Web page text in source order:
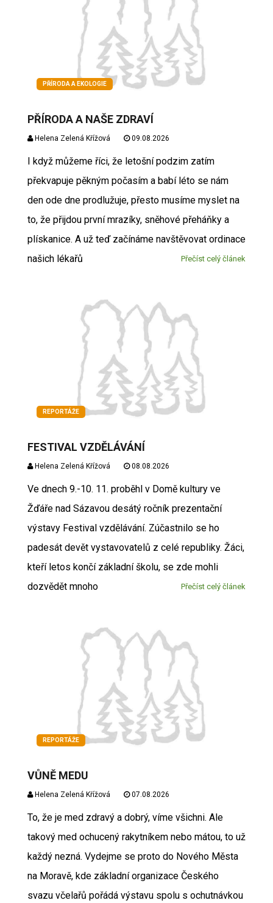
PŘÍRODA A EKOLOGIE
PŘÍRODA A NAŠE ZDRAVÍ
Helena Zelená Křížová 09.08.2026
I když můžeme říci, že letošní podzim zatím
překvapuje pěkným počasím a babí léto se nám
den ode dne prodlužuje, přesto musíme myslet na
to, že přijdou první mrazíky, sněhové přeháňky a
plískanice. A už teď začínáme navštěvovat ordinace
našich lékařů
Přečíst celý článek
REPORTÁŽE
FESTIVAL VZDĚLÁVÁNÍ
Helena Zelená Křížová 08.08.2026
Ve dnech 9.-10. 11. proběhl v Domě kultury ve
Žďáře nad Sázavou desátý ročník prezentační
výstavy Festival vzdělávání. Zúčastnilo se ho
padesát devět vystavovatelů z celé republiky. Žáci,
kteří letos končí základní školu, se zde mohli
dozvědět mnoho
Přečíst celý článek
REPORTÁŽE
VŮNĚ MEDU
Helena Zelená Křížová 07.08.2026
To, že je med zdravý a dobrý, víme všichni. Ale
takový med ochucený rakytníkem nebo mátou, to už
každý nezná. Vydejme se proto do Nového Města
na Moravě, kde základní organizace Českého
svazu včelařů pořádá výstavu spolu s ochutnávkou